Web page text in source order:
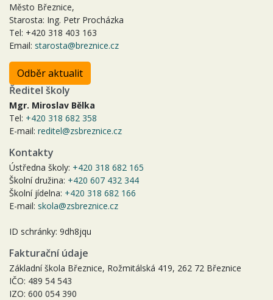
Město Březnice,
Starosta: Ing. Petr Procházka
Tel: +420 318 403 163
Email: starosta@breznice.cz
Odběr aktualit
Ředitel školy
Mgr. Miroslav Bělka
Tel: +420 318 682 358
E-mail: reditel@zsbreznice.cz
Kontakty
Ústředna školy: +420 318 682 165
Školní družina: +420 607 432 344
Školní jídelna: +420 318 682 166
E-mail: skola@zsbreznice.cz
ID schránky: 9dh8jqu
Fakturační údaje
Základní škola Březnice, Rožmitálská 419, 262 72 Březnice
IČO: 489 54 543
IZO: 600 054 390